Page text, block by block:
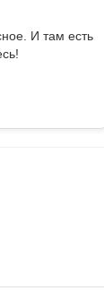
И там есть